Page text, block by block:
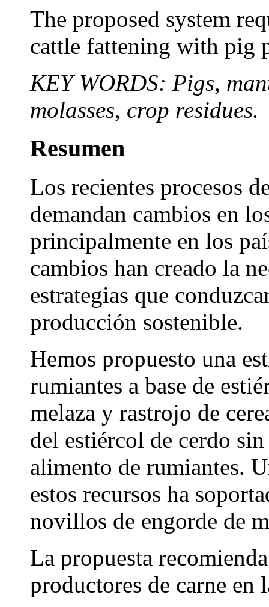
The proposed system
cattle fattening with pig
KEY WORDS: Pigs,
molasses, crop residues.
Resumen
Los recientes procesos
demandan cambios en
principalmente en los
cambios han creado la
estrategias que
producción sostenible.
Hemos propuesto una
rumiantes a base de
melaza y rastrojo de
del estiércol de cerdo
alimento de rumiantes.
estos recursos ha
novillos de engorde de
La propuesta
productores de carne en